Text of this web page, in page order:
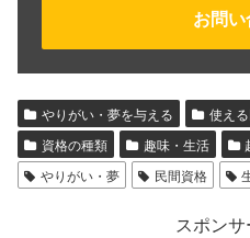
お問
やりがい・夢を与える 使え
資格の種類
趣味・生活
やりがい・夢
民間資格
スポン